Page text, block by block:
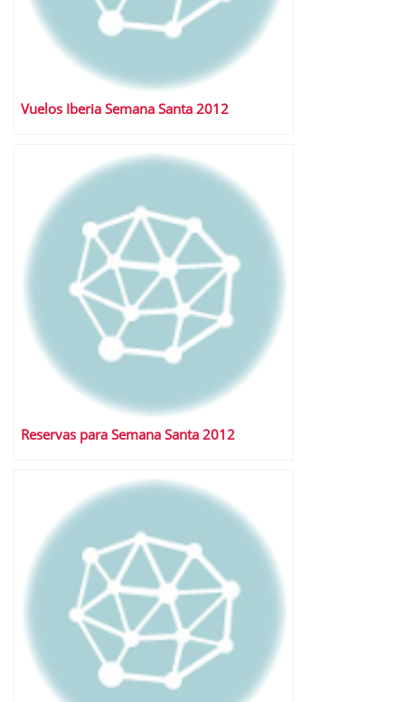
Vuelos Iberia Semana Santa 2012
Reservas para Semana Santa 2012